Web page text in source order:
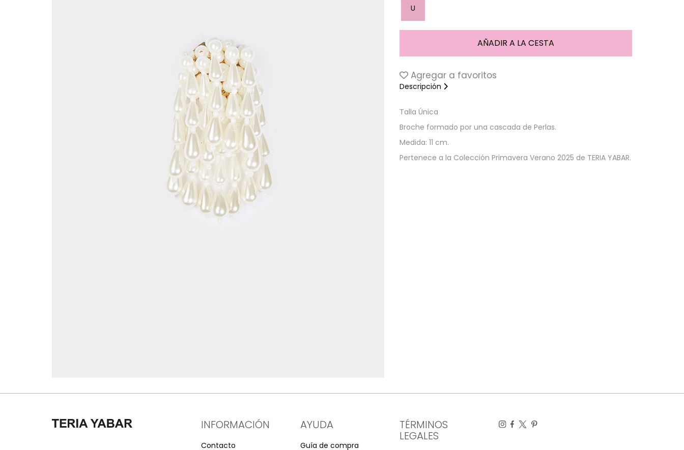
U
Agregar a favoritos
Descripción
Talla Única
Broche formado por una cascada de Perlas.
Medida: 11 cm.
Pertenece a la Colección Primavera Verano 2025 de TERIA YABAR.
INFORMACIÓN
Contacto
AYUDA
Guía de compra
TÉRMINOS
LEGALES